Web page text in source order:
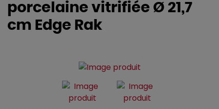
porcelaine vitrifiée Ø 21,7
cm Edge Rak